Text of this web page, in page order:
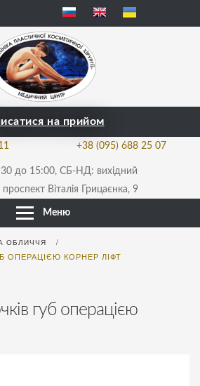
на прийом
Віталія Грицаєнка, 9
до 15:00, СБ-НД: вихідний
+38 (095) 688 25 07
Меню
ОБЛИЧЧЯ /
ОПЕРАЦІЄЮ КОРНЕР ЛІФТ
губ операцією